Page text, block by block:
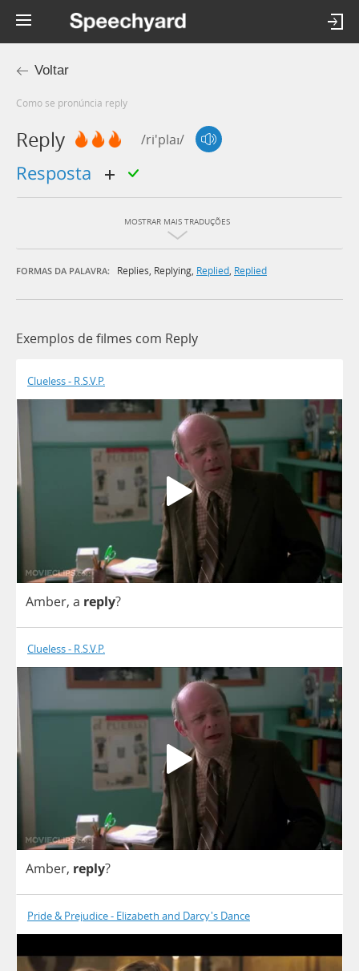
Voltar
Como se pronúncia reply
Reply /ri'plaɪ/
resposta
MOSTRAR MAIS TRADUÇÕES
FORMAS DA PALAVRA: Replies, Replying, Replied, Replied
Exemplos de filmes com Reply
Clueless - R.S.V.P.
Amber, a reply?
Clueless - R.S.V.P.
Amber, reply?
Pride & Prejudice - Elizabeth and Darcy's Dance